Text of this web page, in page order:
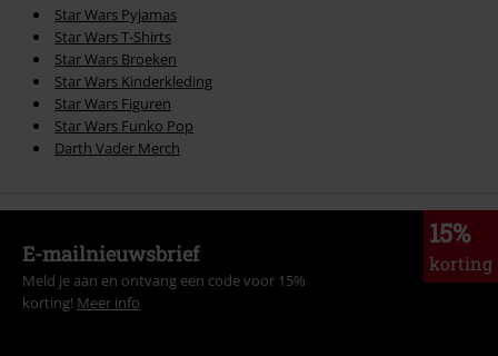
Star Wars Pyjamas
Star Wars T-Shirts
Star Wars Broeken
Star Wars Kinderkleding
Star Wars Figuren
Star Wars Funko Pop
Darth Vader Merch
15%
korting
E-mailnieuwsbrief
Meld je aan en ontvang een code voor 15%
korting! Meer info